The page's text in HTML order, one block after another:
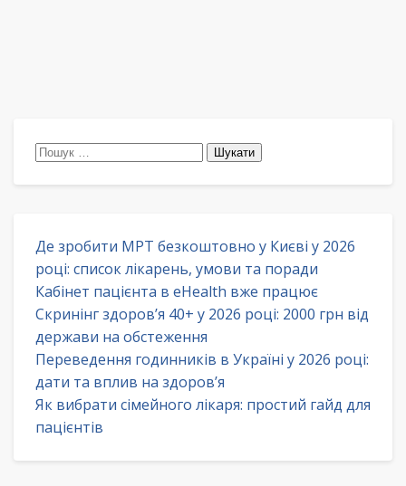
Пошук:
Де зробити МРТ безкоштовно у Києві у 2026
році: список лікарень, умови та поради
Кабінет пацієнта в eHealth вже працює
Скринінг здоров’я 40+ у 2026 році: 2000 грн від
держави на обстеження
Переведення годинників в Україні у 2026 році:
дати та вплив на здоров’я
Як вибрати сімейного лікаря: простий гайд для
пацієнтів